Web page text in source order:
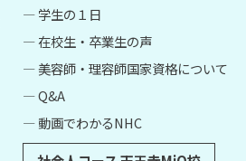
― 学生の１日
― 在校生・卒業生の声
― 美容師・理容師国家資格について
― Q&A
― 動画でわかるNHC